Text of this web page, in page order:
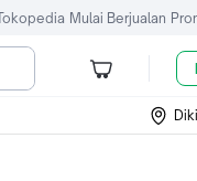
Mulai Berjualan